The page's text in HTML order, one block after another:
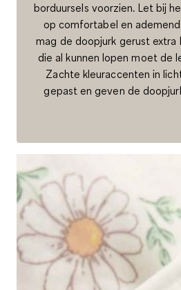
borduursels voorzien. Let bij
op comfortabel en
mag de doopjurk gerust extra
die al kunnen lopen moet de
Zachte kleuraccenten in
gepast en geven de